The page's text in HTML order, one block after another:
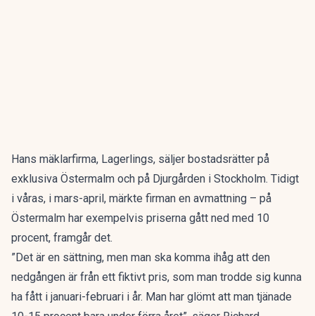
Hans mäklarfirma, Lagerlings, säljer bostadsrätter på
exklusiva Östermalm och på Djurgården i Stockholm. Tidigt
i våras, i mars-april, märkte firman en avmattning – på
Östermalm har exempelvis priserna gått ned med 10
procent, framgår det.
”Det är en sättning, men man ska komma ihåg att den
nedgången är från ett fiktivt pris, som man trodde sig kunna
ha fått i januari-februari i år. Man har glömt att man tjänade